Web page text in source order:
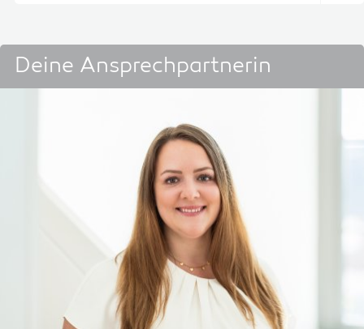
Deine Ansprechpartnerin